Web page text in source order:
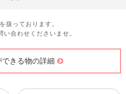
扱っております。
合わせくださいませ。
きる物の詳細